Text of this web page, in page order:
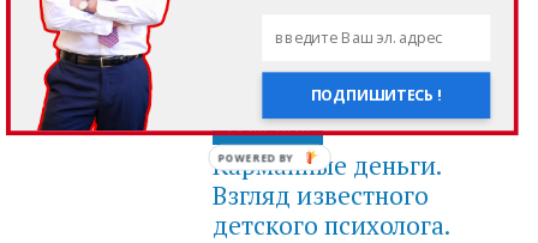
известного детского
психолога.
23.06.2016
Карманные деньги.
Взгляд известного
детского психолога.
ПОДПИШИТЕСЬ !